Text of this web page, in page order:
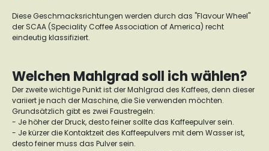
Diese Geschmacksrichtungen werden durch das "Flavour Wheel"
der SCAA (Speciality Coffee Association of America) recht
eindeutig klassifiziert.
Welchen Mahlgrad soll ich wählen?
Der zweite wichtige Punkt ist der Mahlgrad des Kaffees, denn dieser
variiert je nach der Maschine, die Sie verwenden möchten.
Grundsätzlich gibt es zwei Faustregeln:
- Je höher der Druck, desto feiner sollte das Kaffeepulver sein.
- Je kürzer die Kontaktzeit des Kaffeepulvers mit dem Wasser ist,
desto feiner muss das Pulver sein.